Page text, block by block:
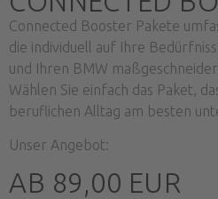
Connected Booster Pakete
die individuell auf Ihre
und Ihren BMW
Wählen Sie einfach das Paket,
beruflichen Alltag am besten
Unser Angebot:
AB 89,00 EUR